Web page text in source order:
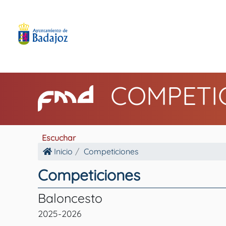
Escuchar
Inicio
Competiciones
Competiciones
Baloncesto
2025-2026